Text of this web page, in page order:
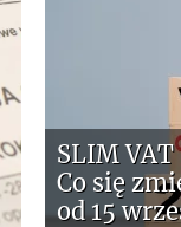
SLIM
Co się
od 15